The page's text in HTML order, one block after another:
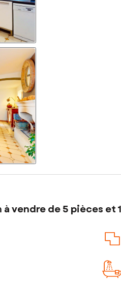
vendre de 5 pièces et